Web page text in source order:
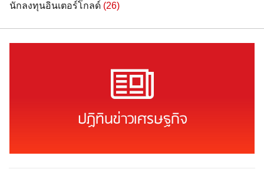
นักลงทุนอินเตอร์โกลด์ (26)
ปฏิทินข่าวเศรษฐกิจ